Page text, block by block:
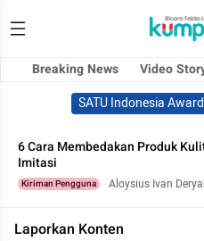
Breaking News Video
SATU Indonesia
6 Cara Membedakan Produk
Imitasi
Kiriman Pengguna Aloysius Ivan
Laporkan Konten